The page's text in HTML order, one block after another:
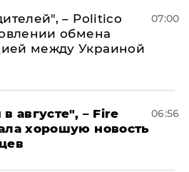
– Politico
обмена
между Украиной
07:00
августе", – Fire
хорошую новость
06:56